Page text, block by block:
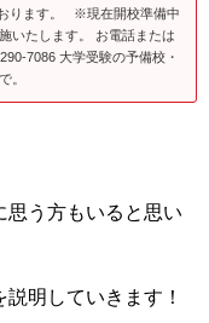
ります。 ※現在開校準備中
いたします。 お電話または
7086 大学受験の予備校・
。
思う方もいると思い
説明していきます！